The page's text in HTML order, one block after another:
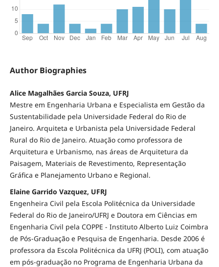
Author Biographies
Alice Magalhães Garcia Souza, UFRJ
Mestre em Engenharia Urbana e Especialista em Gestão da
Sustentabilidade pela Universidade Federal do Rio de
Janeiro. Arquiteta e Urbanista pela Universidade Federal
Rural do Rio de Janeiro. Atuação como professora de
Arquitetura e Urbanismo, nas áreas de Arquitetura da
Paisagem, Materiais de Revestimento, Representação
Gráfica e Planejamento Urbano e Regional.
Elaine Garrido Vazquez, UFRJ
Engenheira Civil pela Escola Politécnica da Universidade
Federal do Rio de Janeiro/UFRJ e Doutora em Ciências em
Engenharia Civil pela COPPE - Instituto Alberto Luiz Coimbra
de Pós-Graduação e Pesquisa de Engenharia. Desde 2006 é
professora da Escola Politécnica da UFRJ (POLI), com atuação
em pós-graduação no Programa de Engenharia Urbana da